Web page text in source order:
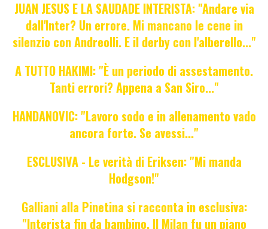
JUAN JESUS E LA SAUDADE INTERISTA: "Andare via
dall'Inter? Un errore. Mi mancano le cene in
silenzio con Andreolli. E il derby con l'alberello..."
A TUTTO HAKIMI: "È un periodo di assestamento.
Tanti errori? Appena a San Siro..."
HANDANOVIC: "Lavoro sodo e in allenamento vado
ancora forte. Se avessi..."
ESCLUSIVA - Le verità di Eriksen: "Mi manda
Hodgson!"
Galliani alla Pinetina si racconta in esclusiva:
"Interista fin da bambino. Il Milan fu un piano